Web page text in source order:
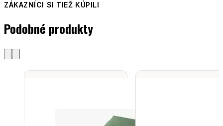
ZÁKAZNÍCI SI TIEŽ KÚPILI
Podobné produkty